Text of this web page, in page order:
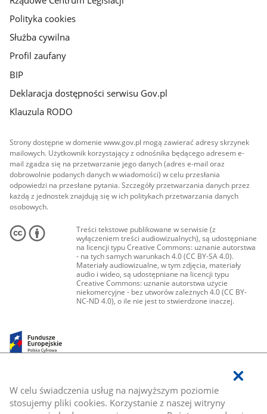
W celu świadczenia usług na najwyższym poziomie
stosujemy pliki cookies. Korzystanie z naszej witryny
Polityka cookies
Służba cywilna
Profil zaufany
BIP
Deklaracja dostępności serwisu Gov.pl
Klauzula RODO
Strony dostępne w domenie www.gov.pl mogą zawierać adresy skrzynek
mailowych. Użytkownik korzystający z odnośnika będącego adresem e-
mail zgadza się na przetwarzanie jego danych (adres e-mail oraz
dobrowolnie podanych danych w wiadomości) w celu przesłania
odpowiedzi na przesłane pytania. Szczegóły przetwarzania danych przez
każdą z jednostek znajdują się w ich politykach przetwarzania danych
osobowych.
Treści tekstowe publikowane w serwisie (z
wyłączeniem treści audiowizualnych), są udostępniane
na licencji typu Creative Commons: uznanie autorstwa
- na tych samych warunkach 4.0 (CC BY-SA 4.0).
Materiały audiowizualne, w tym zdjęcia, materiały
audio i wideo, są udostępniane na licencji typu
Creative Commons: uznanie autorstwa użycie
niekomercyjne - bez utworów zależnych 4.0 (CC BY-
NC-ND 4.0), o ile nie jest to stwierdzone inaczej.